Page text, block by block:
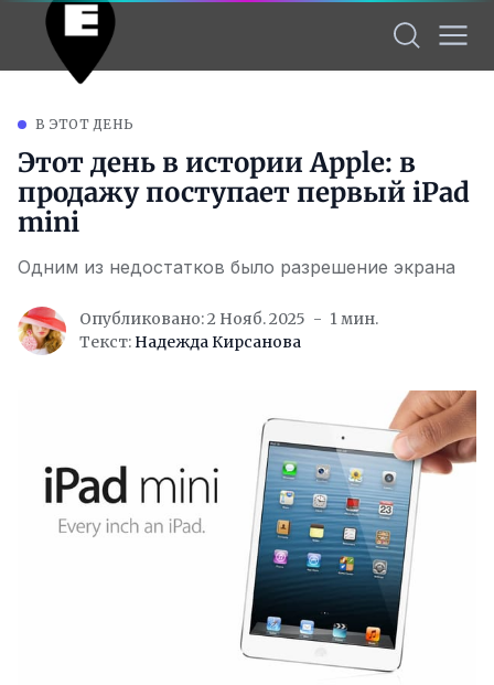
В ЭТОТ ДЕНЬ
Этот день в истории Apple: в
продажу поступает первый iPad
mini
Одним из недостатков было разрешение экрана
Опубликовано: 2 Нояб. 2025
1 мин.
Текст: Надежда Кирсанова